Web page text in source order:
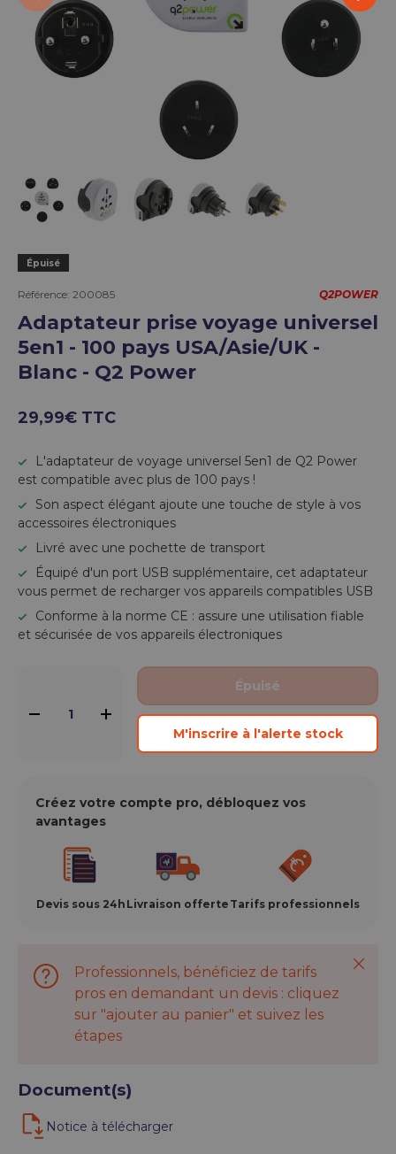
Épuisé
Référence: 200085 Q2POWER
Adaptateur prise voyage universel
5en1 - 100 pays USA/Asie/UK -
Blanc - Q2 Power
29,99€ TTC
L'adaptateur de voyage universel 5en1 de Q2 Power
est compatible avec plus de 100 pays !
Son aspect élégant ajoute une touche de style à vos
accessoires électroniques
Livré avec une pochette de transport
Équipé d'un port USB supplémentaire, cet adaptateur
vous permet de recharger vos appareils compatibles USB
Conforme à la norme CE : assure une utilisation fiable
et sécurisée de vos appareils électroniques
+
Épuisé
M'inscrire à l'alerte stock
Créez votre compte pro, débloquez vos
avantages
Devis sous 24h Livraison offerte Tarifs professionnels
Professionnels, bénéficiez de tarifs
pros en demandant un devis : cliquez
sur "ajouter au panier" et suivez les
étapes
Document(s)
Notice à télécharger